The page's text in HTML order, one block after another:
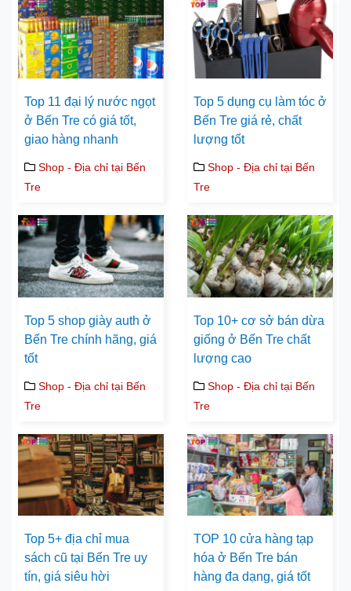
Top 11 đại lý nước ngọt
ở Bến Tre có giá tốt,
giao hàng nhanh
Shop - Địa chỉ tại Bến
Tre
Top 5 dụng cụ làm tóc ở
Bến Tre giá rẻ, chất
lượng tốt
Shop - Địa chỉ tại Bến
Tre
Top 5 shop giày auth ở
Bến Tre chính hãng, giá
tốt
Shop - Địa chỉ tại Bến
Tre
Top 10+ cơ sở bán dừa
giống ở Bến Tre chất
lượng cao
Shop - Địa chỉ tại Bến
Tre
Top 5+ địa chỉ mua
sách cũ tại Bến Tre uy
tín, giá siêu hời
TOP 10 cửa hàng tạp
hóa ở Bến Tre bán
hàng đa dạng, giá tốt